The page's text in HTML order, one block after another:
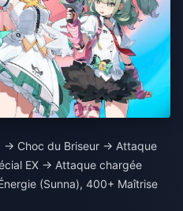
→ Choc du Briseur → Attaque
EX → Attaque chargée
(Sunna), 400+ Maîtrise